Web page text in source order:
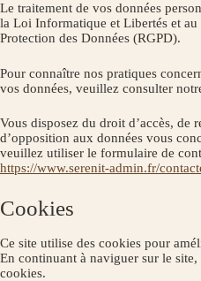
Le traitement de vos données
la Loi Informatique et Libertés et au
Protection des Données (RGPD).
Pour connaître nos pratiques
vos données, veuillez consulter
Vous disposez du droit d’accès, de
d’opposition aux données vous
veuillez utiliser le formulaire de
https://www.serenit-admin.fr/
Cookies
Ce site utilise des cookies pour
En continuant à naviguer sur le
cookies.